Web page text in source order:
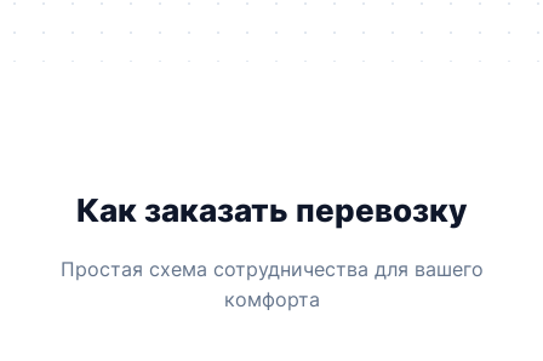
Как заказать перевозку
Простая схема сотрудничества для вашего
комфорта